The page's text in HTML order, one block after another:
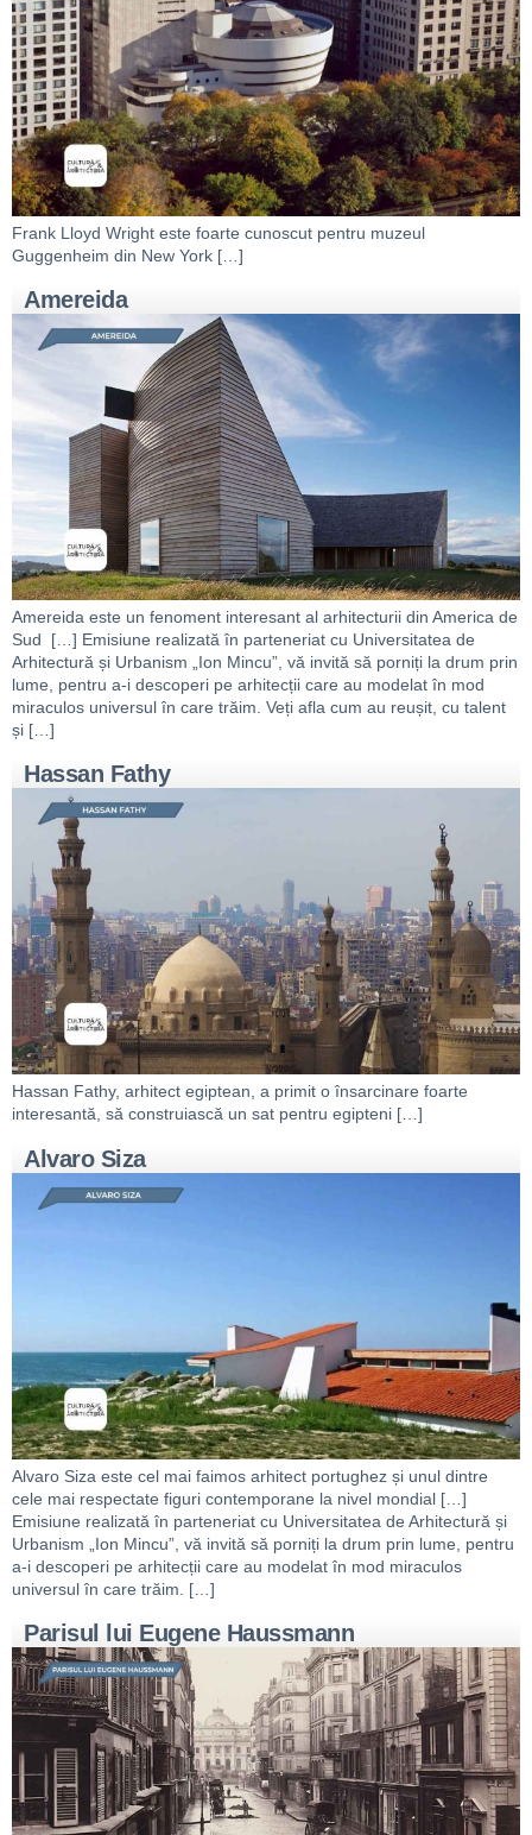
Frank Lloyd Wright este foarte cunoscut pentru muzeul
Guggenheim din New York […]
Amereida
Amereida este un fenoment interesant al arhitecturii din America de
Sud […] Emisiune realizată în parteneriat cu Universitatea de
Arhitectură și Urbanism „Ion Mincu”, vă invită să porniți la drum prin
lume, pentru a-i descoperi pe arhitecții care au modelat în mod
miraculos universul în care trăim. Veți afla cum au reușit, cu talent
și […]
Hassan Fathy
Hassan Fathy, arhitect egiptean, a primit o însarcinare foarte
interesantă, să construiască un sat pentru egipteni […]
Alvaro Siza
Alvaro Siza este cel mai faimos arhitect portughez și unul dintre
cele mai respectate figuri contemporane la nivel mondial […]
Emisiune realizată în parteneriat cu Universitatea de Arhitectură și
Urbanism „Ion Mincu”, vă invită să porniți la drum prin lume, pentru
a-i descoperi pe arhitecții care au modelat în mod miraculos
universul în care trăim. […]
Parisul lui Eugene Haussmann